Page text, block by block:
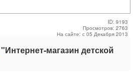
ID: 9193
Просмотров: 2763
На сайте: с 05 Декабря 2013
"Интернет-магазин детской